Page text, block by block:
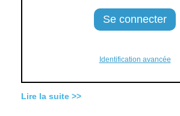
Identification avancée
Lire la suite >>